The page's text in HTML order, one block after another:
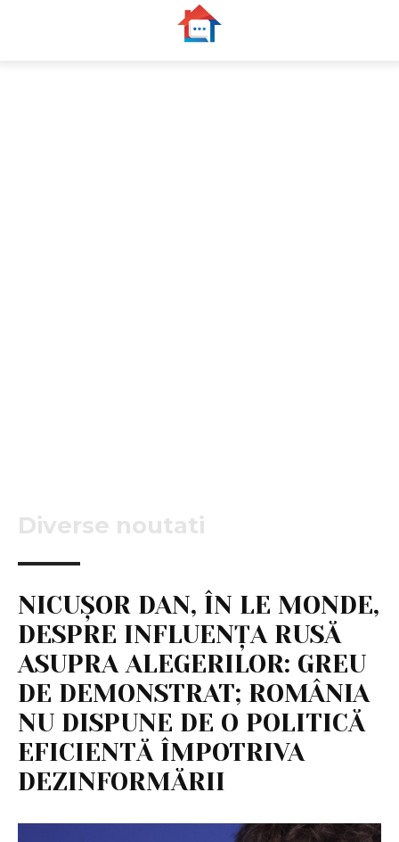
Diverse noutati
NICUȘOR DAN, ÎN LE MONDE,
DESPRE INFLUENȚA RUSĂ
ASUPRA ALEGERILOR: GREU
DE DEMONSTRAT; ROMÂNIA
NU DISPUNE DE O POLITICĂ
EFICIENTĂ ÎMPOTRIVA
DEZINFORMĂRII